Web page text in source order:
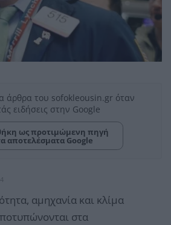
άρθρα του sofokleousin.gr όταν
ειδήσεις στην Google
ως προτιμώμενη πηγή
αποτελέσματα Google
αμηχανία και κλίμα
στα